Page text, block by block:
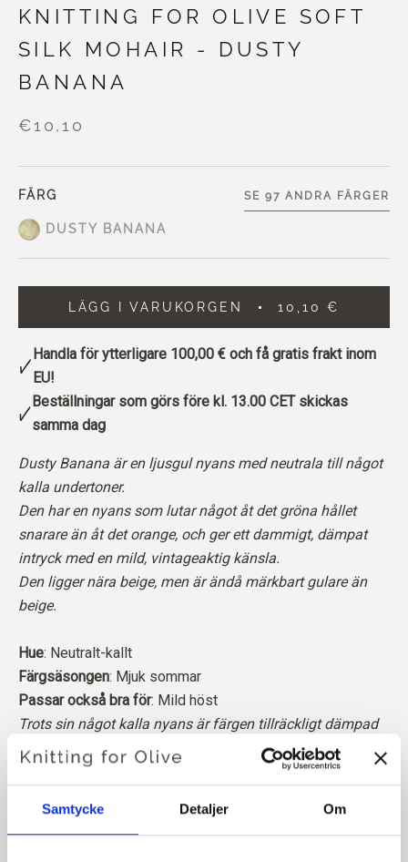
Samtycke Detaljer Om
KNITTING FOR OLIVE SOFT
SILK MOHAIR - DUSTY
BANANA
€10,10
FÄRG
DUSTY BANANA
SE 97 ANDRA FÄRGER
LÄGG I VARUKORGEN 10,10 €
Handla för ytterligare 100,00 €och få gratis frakt inom
EU!
Beställningar som görs före kl. 13.00 CET skickas
samma dag
Dusty Banana är en ljusgul nyans med neutrala till något
kalla undertoner.
Den har en nyans som lutar något åt det gröna hållet
snarare än åt det orange, och ger ett dammigt, dämpat
intryck med en mild, vintageaktig känsla.
Den ligger nära beige, men är ändå märkbart gulare än
beige.
Hue: Neutralt-kallt
Färgsäsongen: Mjuk sommar
Passar också bra för: Mild höst
Trots sin något kalla nyans är färgen tillräckligt dämpad
och neutral för att även passa typen ”Mjuk höst”.
den finaste Kid Mohair och mullbärssilke.